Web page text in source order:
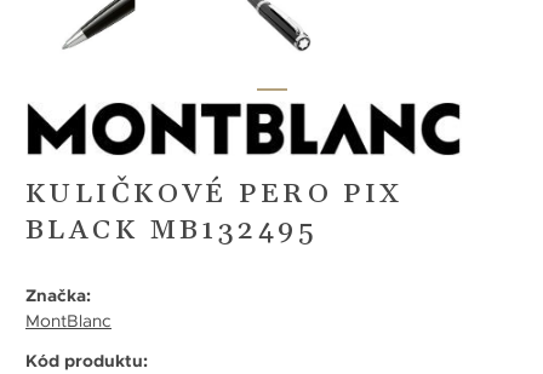
KULIČKOVÉ PERO PIX
BLACK MB132495
Značka:
MontBlanc
Kód produktu: